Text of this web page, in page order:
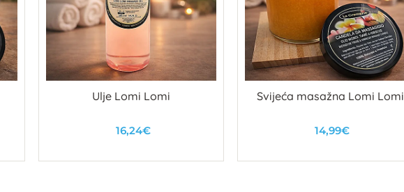
Ulje Lomi Lomi
16,24€
U košaricu
Svijeća masažna Lomi Lomi
14,99€
U košaricu